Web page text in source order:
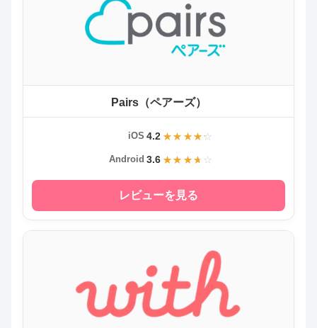
Pairs（ペアーズ）
iOS 4.2
Android 3.6
レビューを見る